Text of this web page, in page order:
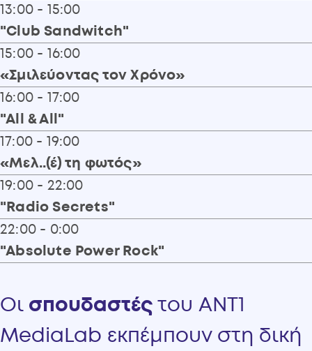
:
13:00 - 15:00
"Club Sandwitch"
:
15:00 - 16:00
«Σμιλεύοντας τον Χρόνο»
:
Γκουγιάννος Παύλος
16:00 - 17:00
"All & All"
:
Αντωνιάδη Χρυσούλα
17:00 - 19:00
«Μελ..(έ) τη φωτός»
:
Γαβαλάς Μελέτης
19:00 - 22:00
"Radio Secrets"
:
22:00 - 0:00
"Absolute Power Rock"
Οι σπουδαστέςτου ANT1
MediaLab εκπέμπουν στη δική